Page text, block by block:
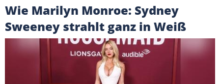
Wie Marilyn Monroe: Sydney
Sweeney strahlt ganz in Weiß